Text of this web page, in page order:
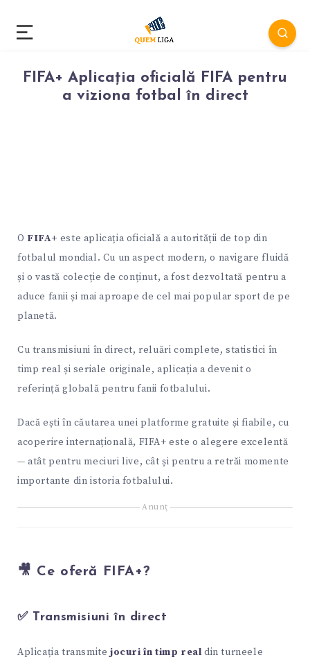
FIFA+ Aplicația oficială FIFA pentru
a viziona fotbal în direct
O FIFA+ este aplicația oficială a autorității de top din
fotbalul mondial. Cu un aspect modern, o navigare fluidă
și o vastă colecție de conținut, a fost dezvoltată pentru a
aduce fanii și mai aproape de cel mai popular sport de pe
planetă.
Cu transmisiuni în direct, reluări complete, statistici în
timp real și seriale originale, aplicația a devenit o
referință globală pentru fanii fotbalului.
Dacă ești în căutarea unei platforme gratuite și fiabile, cu
acoperire internațională, FIFA+ este o alegere excelentă
— atât pentru meciuri live, cât și pentru a retrăi momente
importante din istoria fotbalului.
Anunţ
🎥 Ce oferă FIFA+?
✅ Transmisiuni în direct
Aplicația transmite jocuri în timp real din turneele